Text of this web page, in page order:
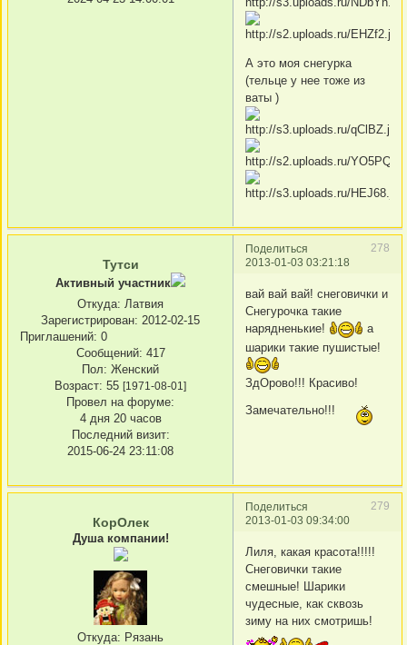
А это моя снегурка
(тельце у нее тоже из
ваты )
Поделиться
278
2013-01-03 03:21:18
Тутси
Активный участник
Откуда: Латвия
Зарегистрирован: 2012-02-15
Приглашений: 0
Сообщений: 417
Пол: Женский
Возраст: 55 [1971-08-01]
Провел на форуме:
4 дня 20 часов
Последний визит:
2015-06-24 23:11:08
вай вай вай! снеговички и
Снегурочка такие
нарядненькие!
а
шарики такие пушистые!
ЗдОрово!!! Красиво!
Замечательно!!!
Поделиться
279
2013-01-03 09:34:00
КорОлек
Душа компании!
Откуда: Рязань
Лиля, какая красота!!!!!
Снеговички такие
смешные! Шарики
чудесные, как сквозь
зиму на них смотришь!